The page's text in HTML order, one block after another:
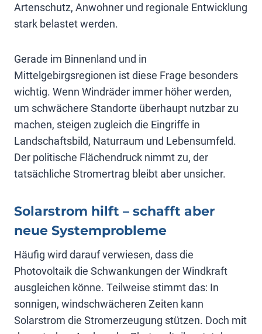
Artenschutz, Anwohner und regionale Entwicklung
stark belastet werden.
Gerade im Binnenland und in
Mittelgebirgsregionen ist diese Frage besonders
wichtig. Wenn Windräder immer höher werden,
um schwächere Standorte überhaupt nutzbar zu
machen, steigen zugleich die Eingriffe in
Landschaftsbild, Naturraum und Lebensumfeld.
Der politische Flächendruck nimmt zu, der
tatsächliche Stromertrag bleibt aber unsicher.
Solarstrom hilft – schafft aber
neue Systemprobleme
Häufig wird darauf verwiesen, dass die
Photovoltaik die Schwankungen der Windkraft
ausgleichen könne. Teilweise stimmt das: In
sonnigen, windschwächeren Zeiten kann
Solarstrom die Stromerzeugung stützen. Doch mit